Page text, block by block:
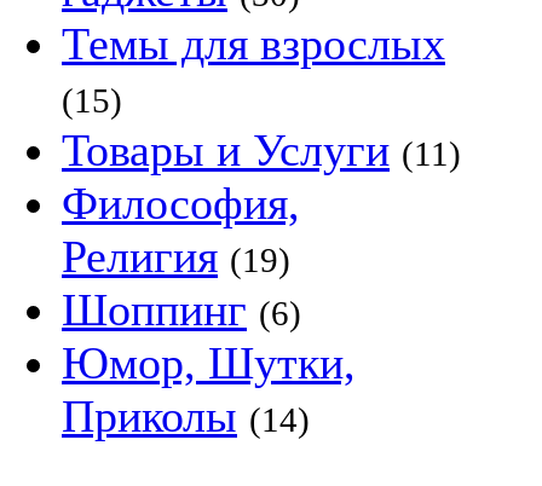
Темы для взрослых
(15)
Товары и Услуги (11)
Философия,
Религия (19)
Шоппинг (6)
Юмор, Шутки,
Приколы (14)